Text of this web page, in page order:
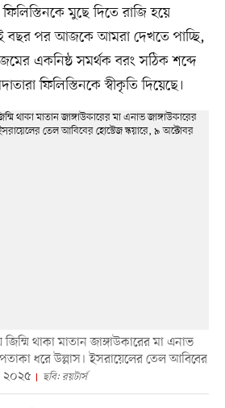
মুছে দিতে রাজি হয়ে
বছর পর আজকে আমরা দেখতে পাচ্ছি,
একনিষ্ঠ সমর্থক বরং সঠিক শব্দে
ফিলিস্তিনকে স্বীকৃতি দিয়েছে।
থাকা মাতান জাঙ্গাউকারের মা এনাভ
ধরে উল্লাস। ইসরায়েলের তেল আবিবের
২০২৫
ছবি: রয়টার্স